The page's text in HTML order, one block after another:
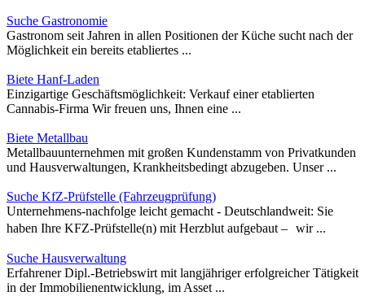
Suche Gastronomie
Gastronom seit Jahren in allen Positionen der Küche sucht nach der
Möglichkeit ein bereits etabliertes ...
Biete Hanf-Laden
Einzigartige Geschäftsmöglichkeit: Verkauf einer etablierten
Cannabis-Firma Wir freuen uns, Ihnen eine ...
Biete Metallbau
Metallbauunternehmen mit großen Kundenstamm von Privatkunden
und Hausverwaltungen, Krankheitsbedingt abzugeben. Unser ...
Suche KfZ-Prüfstelle (Fahrzeugprüfung)
Unternehmens-nachfolge leicht gemacht - Deutschlandweit: Sie
haben Ihre KFZ-Prüfstelle(n) mit Herzblut aufgebaut – wir ...
Suche Hausverwaltung
Erfahrener Dipl.-Betriebswirt mit langjähriger erfolgreicher Tätigkeit
in der Immobilienentwicklung, im Asset ...